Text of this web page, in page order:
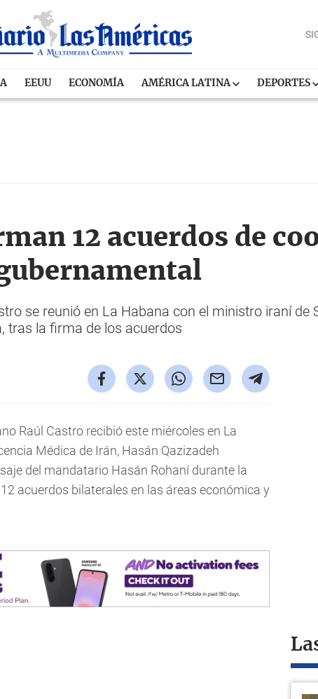
EEUU ECONOMÍA AMÉRICA LATINA DEPORTES
12 acuerdos de
se reunió en La Habana con el ministro iraní de
tras la firma de los acuerdos
Raúl Castro recibió este miércoles en La
Médica de Irán, Hasán Qazizadeh
del mandatario Hasán Rohaní durante la
acuerdos bilaterales en las áreas económica y